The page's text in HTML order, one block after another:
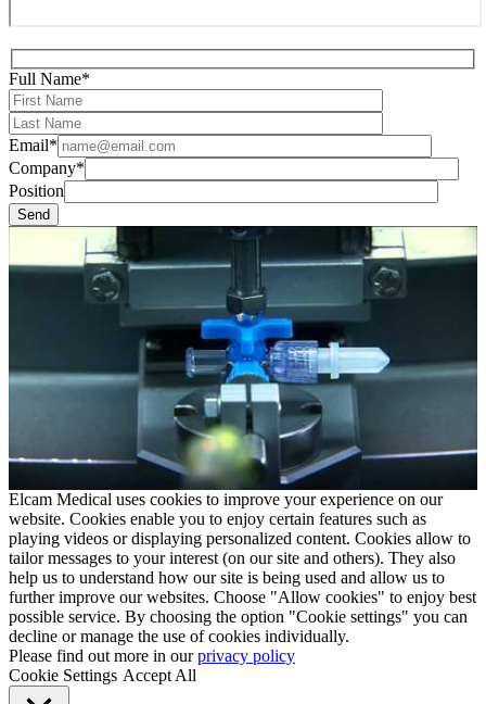
Full Name*
Email*
Company*
Position
Elcam Medical uses cookies to improve your experience on our
website. Cookies enable you to enjoy certain features such as
playing videos or displaying personalized content. Cookies allow to
tailor messages to your interest (on our site and others). They also
help us to understand how our site is being used and allow us to
further improve our websites. Choose "Allow cookies" to enjoy best
possible service. By choosing the option "Cookie settings" you can
decline or manage the use of cookies individually.
Please find out more in ourprivacy policy
Cookie Settings Accept All